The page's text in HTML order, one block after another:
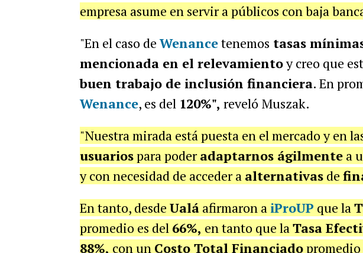
empresa asume en servir a públicos con baja
"En el caso deWenancetenemos tasas
mencionada en el relevamientoy creo que
buen trabajo de inclusión financiera. En
Wenance, es del 120%", reveló Muszak.
"Nuestra mirada está puesta en el mercado y en
usuariospara poderadaptarnos ágilmentea
y con necesidad de acceder a alternativasde
En tanto, desde Ualáafirmaron a iProUP que la
promedio es del 66%, en tanto que laTasa
88%, con un Costo Total Financiadopromedio